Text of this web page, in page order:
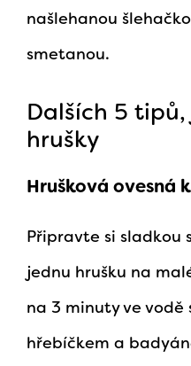
našlehanou
smetanou.
Dalších 5
hrušky
Hrušková ovesná
Připravte si sladkou
jednu hrušku na
na 3 minuty ve vodě
hřebíčkem a